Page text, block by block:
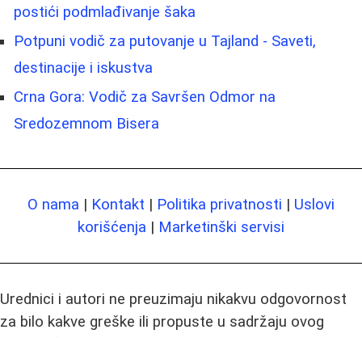
postići podmlađivanje šaka
Potpuni vodič za putovanje u Tajland - Saveti,
destinacije i iskustva
Crna Gora: Vodič za Savršen Odmor na
Sredozemnom Bisera
O nama | Kontakt | Politika privatnosti | Uslovi
korišćenja | Marketinški servisi
Urednici i autori ne preuzimaju nikakvu odgovornost
za bilo kakve greške ili propuste u sadržaju ovog